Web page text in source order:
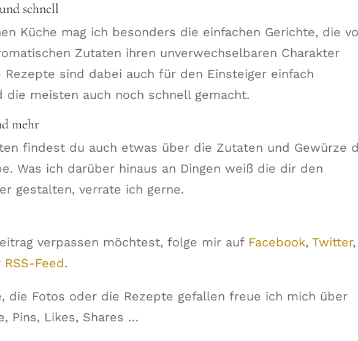
schnell
Küche mag ich besonders die einfachen Gerichte, die
Zutaten ihren unverwechselbaren Charakter
Rezepte sind dabei auch für den Einsteiger einfach
die meisten auch noch schnell gemacht.
mehr
findest du auch etwas über die Zutaten und Gewürze
Was ich darüber hinaus an Dingen weiß die dir den
gestalten, verrate ich gerne.
verpassen möchtest, folge mir auf Facebook,Twitter,
RSS-Feed.
die Fotos oder die Rezepte gefallen freue ich mich über
Pins, Likes, Shares …